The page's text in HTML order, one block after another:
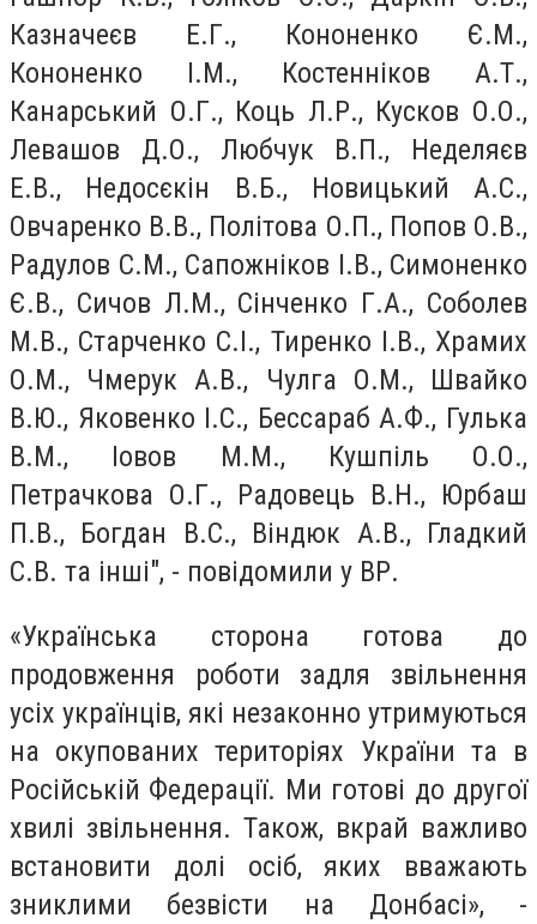
Казначеєв Е.Г., Кононенко Є.М.,
Кононенко І.М., Костенніков А.Т.,
Канарський О.Г., Коць Л.Р., Кусков О.О.,
Левашов Д.О., Любчук В.П., Неделяєв
Е.В., Недосєкін В.Б., Новицький А.С.,
Овчаренко В.В., Політова О.П., Попов О.В.,
Радулов С.М., Сапожніков І.В., Симоненко
Є.В., Сичов Л.М., Сінченко Г.А., Соболев
М.В., Старченко С.І., Тиренко І.В., Храмих
О.М., Чмерук А.В., Чулга О.М., Швайко
В.Ю., Яковенко І.С., Бессараб А.Ф., Гулька
В.М., Іовов М.М., Кушпіль О.О.,
Петрачкова О.Г., Радовець В.Н., Юрбаш
П.В., Богдан В.С., Віндюк А.В., Гладкий
С.В. та інші", - повідомили у ВР.
«Українська сторона готова до
продовження роботи задля звільнення
усіх українців, які незаконно утримуються
на окупованих територіях України та в
Російській Федерації. Ми готові до другої
хвилі звільнення. Також, вкрай важливо
встановити долі осіб, яких вважають
зниклими безвісти на Донбасі», -